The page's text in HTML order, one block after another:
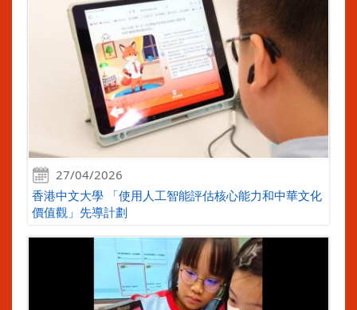
27/04/2026
香港中文大學 「使用人工智能評估核心能力和中華文化
價值觀」先導計劃